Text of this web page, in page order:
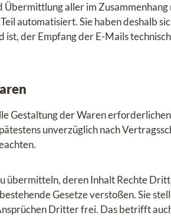
Übermittlung aller im
automatisiert. Sie haben deshalb
der Empfang der E-Mails
Gestaltung der Waren
unverzüglich nach
übermitteln, deren Inhalt Rechte
Gesetze verstoßen. Sie
Dritter frei. Das betrifft